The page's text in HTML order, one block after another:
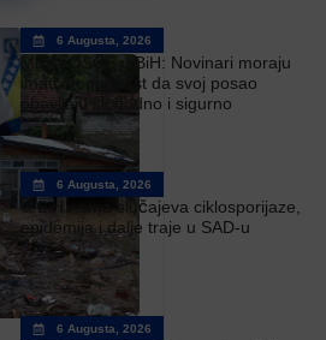
6 Augusta, 2026
Misija OSCE u BiH: Novinari moraju
imati mogućnost da svoj posao
obavljaju slobodno i sigurno
6 Augusta, 2026
U BiH nema slučajeva ciklosporijaze,
epidemija i dalje traje u SAD-u
6 Augusta, 2026